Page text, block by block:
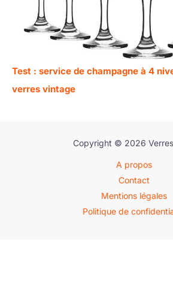
Test : service de champagne à 4
verres vintage
Copyright © 2026
A propos
Contact
Mentions légales
Politique de